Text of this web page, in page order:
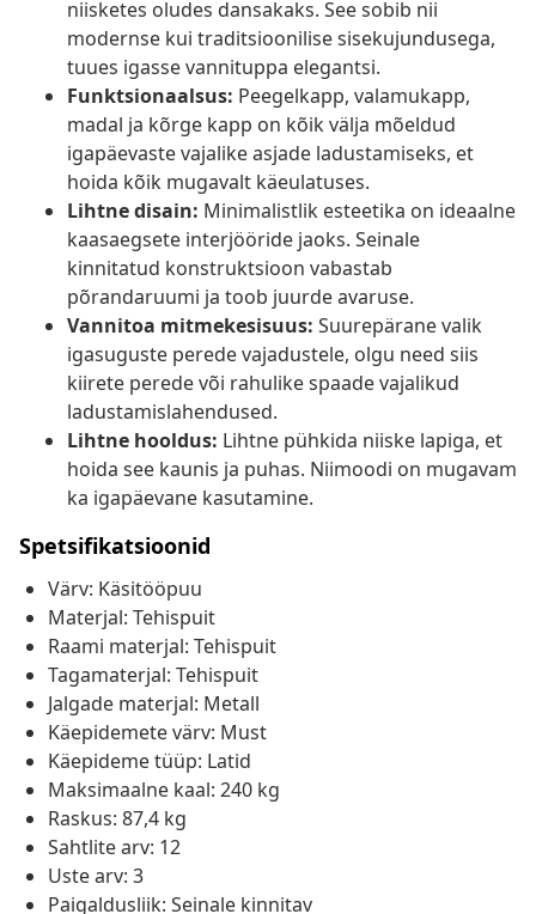
niisketes oludes dansakaks. See sobib nii
modernse kui traditsioonilise sisekujundusega,
tuues igasse vannituppa elegantsi.
Funktsionaalsus: Peegelkapp, valamukapp,
madal ja kõrge kapp on kõik välja mõeldud
igapäevaste vajalike asjade ladustamiseks, et
hoida kõik mugavalt käeulatuses.
Lihtne disain: Minimalistlik esteetika on ideaalne
kaasaegsete interjööride jaoks. Seinale
kinnitatud konstruktsioon vabastab
põrandaruumi ja toob juurde avaruse.
Vannitoa mitmekesisuus: Suurepärane valik
igasuguste perede vajadustele, olgu need siis
kiirete perede või rahulike spaade vajalikud
ladustamislahendused.
Lihtne hooldus: Lihtne pühkida niiske lapiga, et
hoida see kaunis ja puhas. Niimoodi on mugavam
ka igapäevane kasutamine.
Spetsifikatsioonid
Värv: Käsitööpuu
Materjal: Tehispuit
Raami materjal: Tehispuit
Tagamaterjal: Tehispuit
Jalgade materjal: Metall
Käepidemete värv: Must
Käepideme tüüp: Latid
Maksimaalne kaal: 240 kg
Raskus: 87,4 kg
Sahtlite arv: 12
Uste arv: 3
Paigaldusliik: Seinale kinnitav